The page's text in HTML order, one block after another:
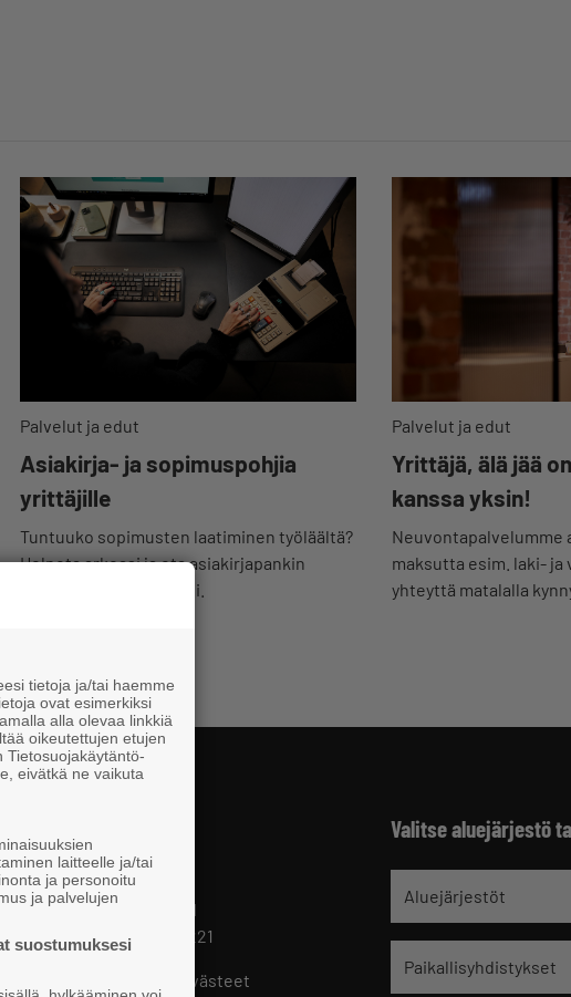
Palvelut ja edut
Asiakirja- ja sopimuspohjia
yrittäjille
Tuntuuko sopimusten laatiminen työläältä?
Helpota arkeasi ja ota asiakirjapankin
valmiit pohjat käyttöösi.
Palvelut ja edut
Yrittäjä, älä jää
kanssa yksin!
Neuvontapalvelumme
maksutta esim. laki- ja
yhteyttä matalalla
Suomen Yrittäjät
PL 999, 00101 HELSINKI
Puhelinvaihde 09 229 221
Tietosuojaseloste ja evästeet
Valitse aluejärjestö
Aluejärjestöt
Paikallisyhdistykset
tietoja ja/tai haemme
ovat esimerkiksi
alla olevaa linkkiä
oikeutettujen etujen
Tietosuojakäytäntö-
eivätkä ne vaikuta
laitteelle ja/tai
ja personoitu
ja palvelujen
suostumuksesi